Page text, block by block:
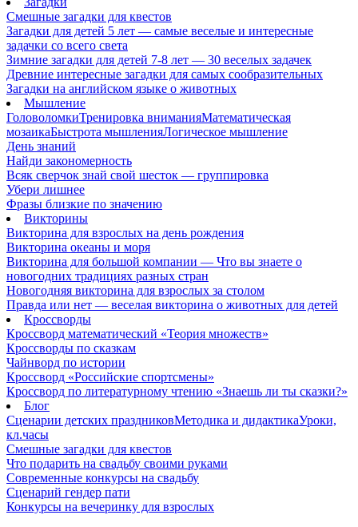
Смешные загадки для квестов
Загадки для детей 5 лет — самые веселые и интересные
задачки со всего света
Зимние загадки для детей 7-8 лет — 30 веселых задачек
Древние интересные загадки для самых сообразительных
Загадки на английском языке о животных
Мышление
ГоловоломкиТренировка вниманияМатематическая
мозаикаБыстрота мышленияЛогическое мышление
День знаний
Найди закономерность
Всяк сверчок знай свой шесток — группировка
Убери лишнее
Фразы близкие по значению
Викторины
Викторина для взрослых на день рождения
Викторина океаны и моря
Викторина для большой компании — Что вы знаете о
новогодних традициях разных стран
Новогодняя викторина для взрослых за столом
Правда или нет — веселая викторина о животных для детей
Кроссворды
Кроссворд математический «Теория множеств»
Кроссворды по сказкам
Чайнворд по истории
Кроссворд «Российские спортсмены»
Кроссворд по литературному чтению «Знаешь ли ты сказки?»
Блог
Сценарии детских праздниковМетодика и дидактикаУроки,
кл.часы
Смешные загадки для квестов
Что подарить на свадьбу своими руками
Современные конкурсы на свадьбу
Сценарий гендер пати
Конкурсы на вечеринку для взрослых